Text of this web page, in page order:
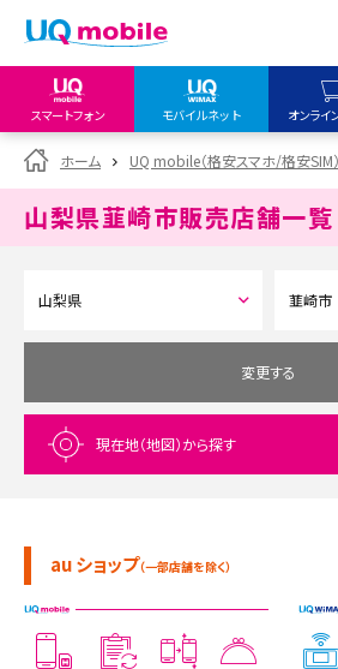
スマートフォン モバイルネット オンライ
my UQ WiMAX
UQ WiMAX ご契約の方
My UQ mobile
データチャージサイト
UQ mobile
オンラインショップ
UQ WiMAX
UQ mobile
販売店舗
UQ WiMAX
ホーム UQ mobile（格安スマホ/格安SIM）
山梨県韮崎市販売店舗一覧
変更する
現在地（地図）から探す
au ショップ（一部店舗を除く）